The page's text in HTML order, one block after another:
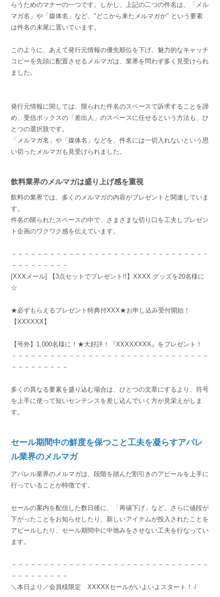
らうためのマナーの一つです。しかし、上記の二つの件名は、「メル
マガ名」や「媒体名」など、"どこから来たメルマガか" という要素
は件名の末尾に置いています。
このように、あえて発行元情報の優先順位を下げ、魅力的なキャッチ
コピーを先頭に配置させるメルマガは、業界を問わず多く見受けられ
ました。
発行元情報に関しては、限られた件名のスペースで訴求することを諦
め、受信ボックスの「差出人」のスペースに任せるという方法も、ひ
とつの選択肢です。
「メルマガ名」や「媒体名」などを、件名には一切入れないという思
い切ったメルマガも見受けられました。
飲料業界のメルマガは盛り上げ感を重視
飲料の業界では、多くのメルマガの内容がプレゼントと関連していま
す。
件名の限られたスペースの中で、さまざまな切り口を工夫しプレゼン
ト企画のワクワク感を伝えています。
－－－－－－－－－－－－－－－－－－－－－－－－－－－－－－－
－－－－－－－－－
[XXXメール] 【3点セットでプレゼント!!】XXXX グッズを20名様に
☆
★必ずもらえるプレゼント特典付XXX★お申し込み受付開始！
【XXXXXX】
【号外】1,000名様に！★大好評！『XXXXXXXX』をプレゼント！
－－－－－－－－－－－－－－－－－－－－－－－－－－－－－－－
－－－－－－－－－
多くの異なる要素を盛り込む場合は、ひとつの文章にするより、符号
を上手に使って短いセンテンスを差し込んでいく方が見栄えがしま
す。
セール期間中の鮮度を保つこと工夫を凝らすアパレ
ル業界のメルマガ
アパレル業界のメルマガは、段階を踏んだ割引きのアピールを上手に
行っていることが特徴です。
セールの案内を配信した数日後に、「再値下げ」など、さらに値段が
下がったことをお知らせしたり、新しいアイテムが投入されたことを
アピールしたり、セール期間中に中弛みをさせない工夫を行なってい
ます。
－－－－－－－－－－－－－－－－－－－－－－－－－－－－－－－
－－－－－－－－－
＼本日より／会員様限定 XXXXXセールがいよいよスタート！ /